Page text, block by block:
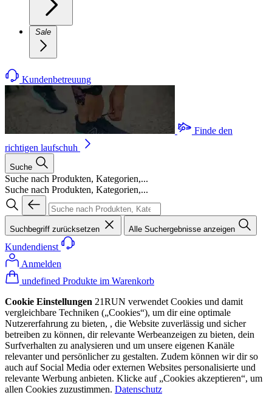
Sale
Kundenbetreuung
Finde den
richtigen laufschuh
Suche
Suche nach Produkten, Kategorien,...
Suche nach Produkten, Kategorien,...
Suchbegriff zurücksetzen Alle Suchergebnisse anzeigen
Kundendienst
Anmelden
undefined Produkte im Warenkorb
Cookie Einstellungen 21RUN verwendet Cookies und damit
vergleichbare Techniken („Cookies“), um dir eine optimale
Nutzererfahrung zu bieten, , die Website zuverlässig und sicher
betreiben zu können, dir relevante Werbeanzeigen zu bieten, dein
Surfverhalten zu analysieren und um unsere eigenen Kanäle
relevanter und persönlicher zu gestalten. Zudem können wir dir so
auch auf Social Media oder externen Websites personalisierte und
relevante Werbung anbieten. Klicke auf „Cookies akzeptieren“, um
allen Cookies zuzustimmen. Datenschutz